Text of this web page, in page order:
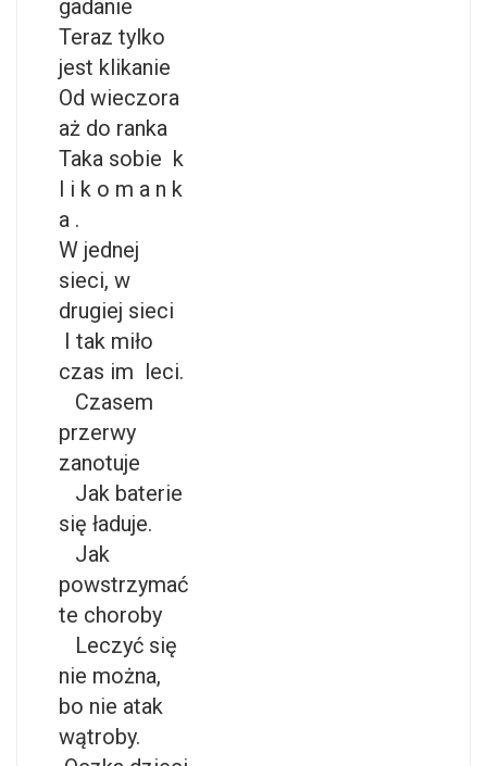
gadanie
Teraz tylko
jest klikanie
Od wieczora
aż do ranka
Taka sobie k
l i k o m a n k
a .
W jednej
sieci, w
drugiej sieci
I tak miło
czas im leci.
Czasem
przerwy
zanotuje
Jak baterie
się ładuje.
Jak
powstrzymać
te choroby
Leczyć się
nie można,
bo nie atak
wątroby.